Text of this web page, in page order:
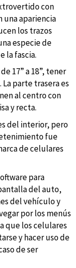
con
una apariencia
los trazos
especie de
la fascia.
17” a 18”, tener
La parte trasera es
al centro con
y recta.
del interior, pero
fue
de celulares
para
del auto,
del vehículo y
por los menús
que los celulares
y hacer uso de
de ser